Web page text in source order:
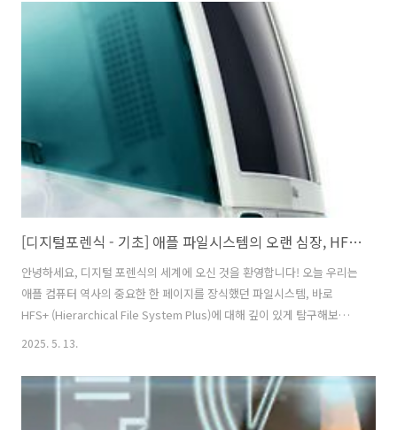
헤쳐 볼까요?1. 들어가며: FAT를 넘어, 왜 NTFS를 사용하게 되었을까?
이전에 다루었던 FAT 파일시스템은 USB 메모리와 같은 휴대용 저장장
치에서 여전히 유용하게 사용됩니다. 하지만 우리가 사용하는 윈도우 PC
의 하드디스크나 SSD는 대부분 NTFS라는 파일시스템으로 포맷되어 있
습니다. 왜일까요? 기술이 발전하면서 저장 장치의 용량은 엄청..
[디지털포렌식 - 기초] 애플 파일시스템의 오랜 심장, HFS+ 파헤치기 (feat. APFS 미리보기)
안녕하세요, 디지털 포렌식의 세계에 오신 것을 환영합니다! 오늘 우리는
애플 컴퓨터 역사의 중요한 한 페이지를 장식했던 파일시스템, 바로
HFS+ (Hierarchical File System Plus)에 대해 깊이 있게 탐구해보려
고 합니다. 우리에게는 'Mac OS 확장(Mac OS Extended)'이라는 이름
사용되었습니다."요즘은 APFS 시대인데, 왜 HFS+를 알아야 할까요?"
좋은 질문입니다! 비록 최신 애플 기기들은 APFS를 사용하지만,
HFS+로 포맷된 외장 하드디스크, 오래된 Mac 시스템의 디스크 이미지,
2025. 5. 13.